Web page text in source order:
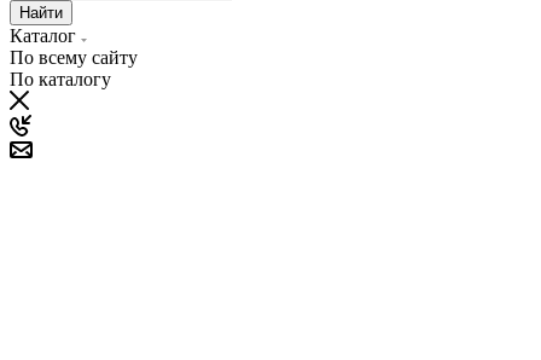
Найти
Каталог
По всему сайту
По каталогу